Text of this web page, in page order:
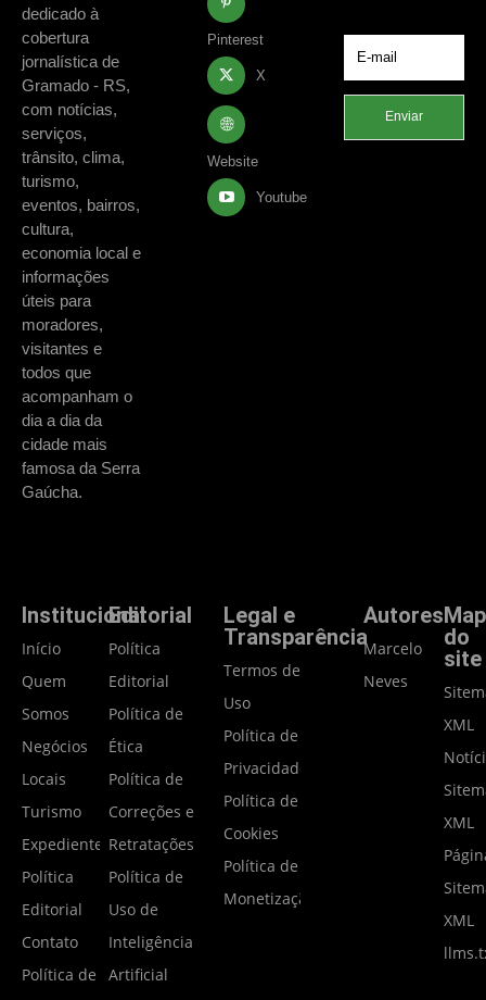
dedicado à
cobertura
jornalística de
Gramado - RS,
com notícias,
serviços,
trânsito, clima,
turismo,
eventos, bairros,
cultura,
economia local e
informações
úteis para
moradores,
visitantes e
todos que
acompanham o
dia a dia da
cidade mais
famosa da Serra
Gaúcha.
Pinterest
X
Website
Youtube
Enviar
Institucional
Início
Quem
Somos
Negócios
Locais
Turismo
Expediente
Política
Editorial
Contato
Política de
Editorial
Política
Editorial
Política de
Ética
Política de
Correções e
Retratações
Política de
Uso de
Inteligência
Artificial
Legal e
Transparência
Termos de
Uso
Política de
Privacidade
Política de
Cookies
Política de
Monetização
Autores
Marcelo
Neves
do
site
XML
XML
XML